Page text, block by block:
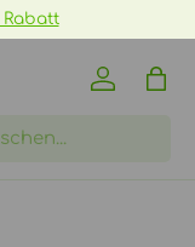
mehr Infos
Einloggen